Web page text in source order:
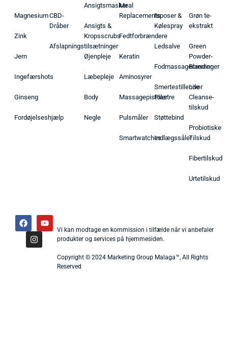
Magnesium
Zink
Jern
Ingefærshots
Ginseng
Fordøjelseshjælp
CBD-
Dråber
Afslapningstilsætninger
Ansigtsmasker
Ansigts &
Kropsscrubs
Øjenpleje
Læbepleje
Body
Negle
Meal
Replacements
Fedtforbrændere
Keratin
Aminosyrer
Massagepistoler
Pulsmåler
Smartwatches
Isposer &
Kølespray
Ledsalve
Fodmassagecremer
Smertestillende
Plastre
Støttebind
Indlægssåler
Grøn te-
ekstrakt
Green
Powder-
Blandinger
Liver
Cleanse-
tilskud
Probiotiske
Tilskud
Fibertilskud
Urtetilskud
Vi kan modtage en kommission i tilfælde når vi anbefaler
produkter og services på hjemmesiden.
Copyright © 2024 Marketing Group Malaga™, All Rights
Reserved